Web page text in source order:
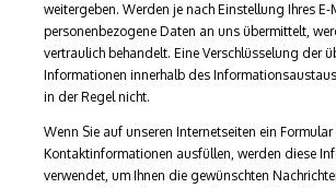
weitergeben. Werden je nach Einstellung Ihres
personenbezogene Daten an uns übermittelt,
vertraulich behandelt. Eine Verschlüsselung der
Informationen innerhalb des
in der Regel nicht.
Wenn Sie auf unseren Internetseiten ein
Kontaktinformationen ausfüllen, werden diese
verwendet, um Ihnen die gewünschten